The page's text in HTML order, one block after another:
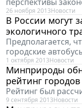
26 ноября 2013Новости
В России могут
экологичного
Предполагается,
городские
1 октября 2013Новости
Минприроды
рейтинг
Рейтинг был
9 сентября 2013Новости